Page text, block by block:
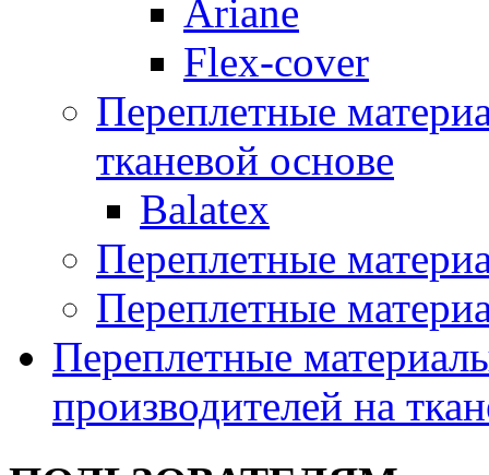
Ariane
Flex-cover
Переплетные
тканевой основе
Balatex
Переплетные
Переплетные
Переплетные
производителей на